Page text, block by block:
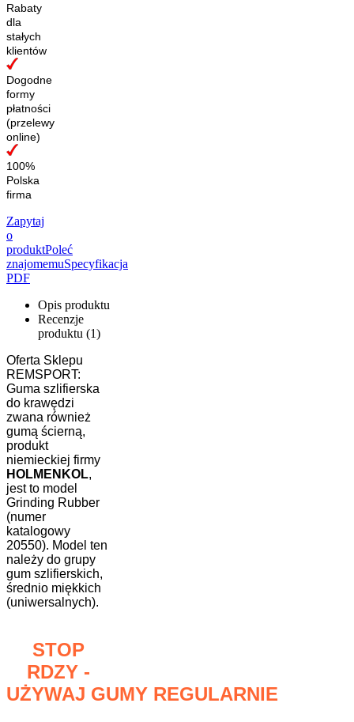
Rabaty
dla
stałych
klientów
Dogodne
formy
płatności
(przelewy
online)
100%
Polska
firma
Zapytaj
o
produktPoleć
znajomemuSpecyfikacja
PDF
Opis produktu
Recenzje
produktu (1)
Oferta Sklepu
REMSPORT:
Guma szlifierska
do krawędzi
zwana również
gumą ścierną,
produkt
niemieckiej firmy
HOLMENKOL,
jest to model
Grinding Rubber
(numer
katalogowy
20550). Model ten
należy do grupy
gum szlifierskich,
średnio miękkich
(uniwersalnych).
STOP
RDZY -
UŻYWAJ GUMY REGULARNIE